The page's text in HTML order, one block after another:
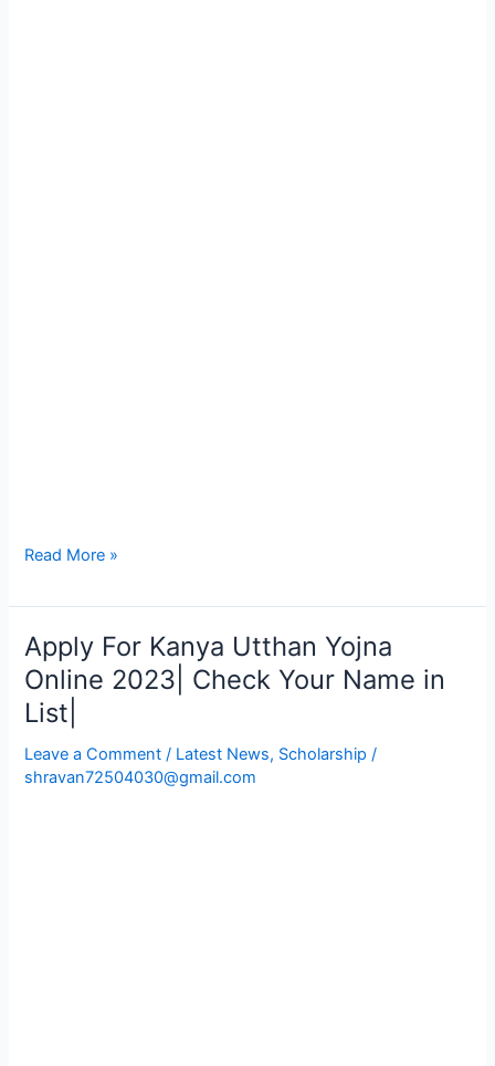
Read More »
Apply For Kanya Utthan Yojna
Online 2023| Check Your Name in
List|
Leave a Comment / Latest News, Scholarship /
shravan72504030@gmail.com
Apply
For
Kanya
Utthan
Yojna
Online